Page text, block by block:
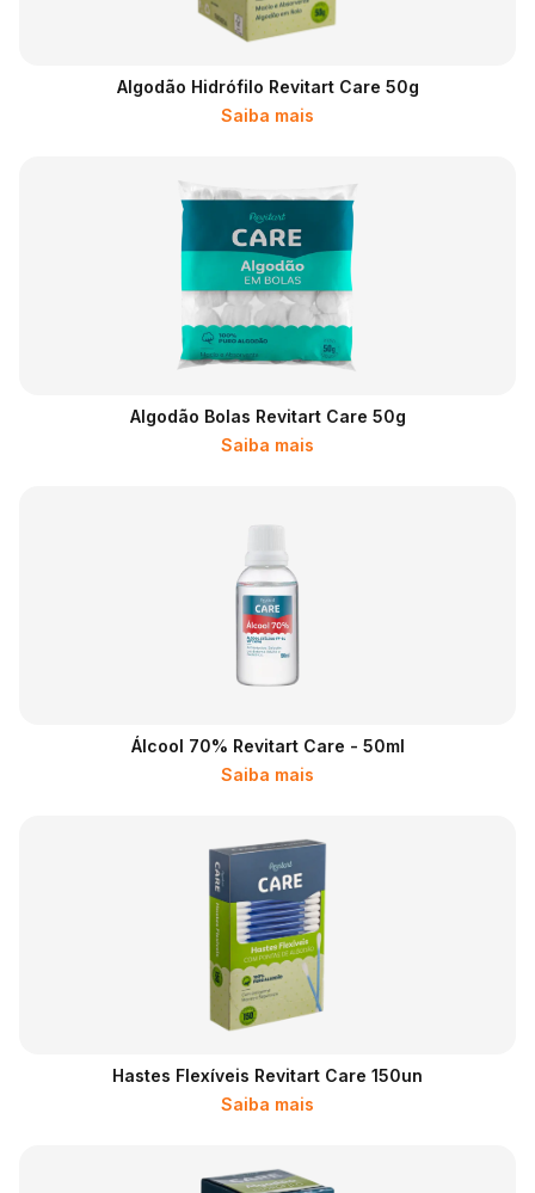
Algodão Hidrófilo Revitart Care 50g
Saiba mais
Algodão Bolas Revitart Care 50g
Saiba mais
Álcool 70% Revitart Care - 50ml
Saiba mais
Hastes Flexíveis Revitart Care 150un
Saiba mais